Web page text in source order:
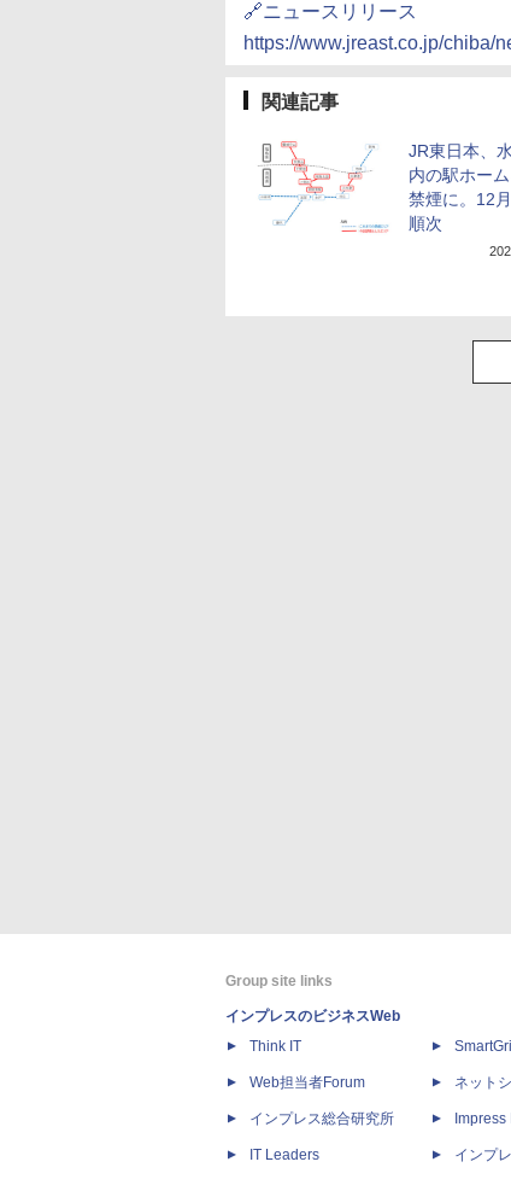
🔗ニュースリリース
https://www.jreast.co.jp/chiba/
関連記事
JR東日本、
内の駅ホー
禁煙に。12
順次
Group site links
インプレスのビジネスWeb
Think IT
Web担当者Forum
インプレス総合研究所
IT Leaders
ネット
インプ